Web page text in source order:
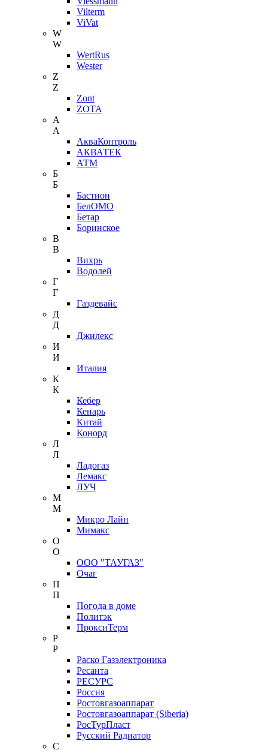
Vilterm
ViVat
W
W
WertRus
Wester
Z
Z
Zont
ZOTA
А
А
АкваКонтроль
АКВАТЕК
АТМ
Б
Б
Бастион
БелОМО
Бетар
Боринское
В
В
Вихрь
Водолей
Г
Г
Газдевайс
Д
Д
Джилекс
И
И
Италия
К
К
Кебер
Кенарь
Китай
Конорд
Л
Л
Ладогаз
Лемакс
ЛУЧ
М
М
Микро Лайн
Мимакс
О
О
ООО "ТАУГАЗ"
Очаг
П
П
Погода в доме
Политэк
ПроксиТерм
Р
Р
Раско Газэлектроника
Ресанта
РЕСУРС
Россия
Ростовгазоаппарат
Ростовгазоаппарат (Siberia)
РосТурПласт
Русский Радиатор
С